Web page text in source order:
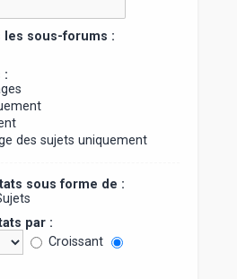
les sous-forums :
:
des sujets uniquement
sous forme de :
par :
Croissant